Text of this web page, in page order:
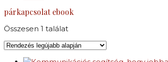
párkapcsolat ebook
Összesen 1 találat